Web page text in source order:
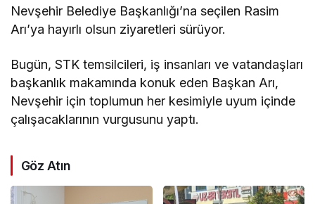
Nevşehir Belediye Başkanlığı’na seçilen Rasim
Arı’ya hayırlı olsun ziyaretleri sürüyor.
Bugün, STK temsilcileri, iş insanları ve vatandaşları
başkanlık makamında konuk eden Başkan Arı,
Nevşehir için toplumun her kesimiyle uyum içinde
çalışacaklarının vurgusunu yaptı.
Göz Atın